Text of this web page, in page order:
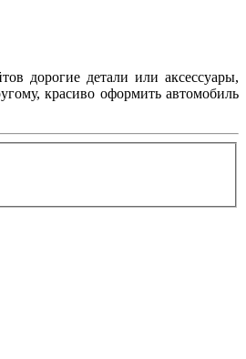
дорогие детали или аксессуары,
красиво оформить автомобиль